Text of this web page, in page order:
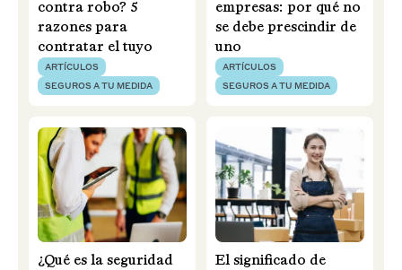
contra robo? 5
razones para
contratar el tuyo
ARTÍCULOS
SEGUROS A TU MEDIDA
empresas: por qué no
se debe prescindir de
uno
ARTÍCULOS
SEGUROS A TU MEDIDA
¿Qué es la seguridad El significado de